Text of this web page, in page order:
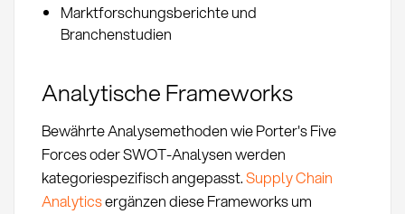
Marktforschungsberichte und
Branchenstudien
Analytische Frameworks
Bewährte Analysemethoden wie Porter's Five
Forces oder SWOT-Analysen werden
kategoriespezifisch angepasst.Supply Chain
Analyticsergänzen diese Frameworks um